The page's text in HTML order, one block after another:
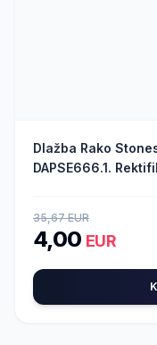
Dlažba Rako
DAPSE666.1.
35,67 EUR
4,00 EUR